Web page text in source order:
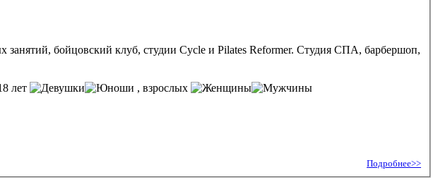
бойцовский клуб, студии Cycle и Pilates Reformer. Студия СПА, барбершоп,
лет , взрослых
Подробнее>>